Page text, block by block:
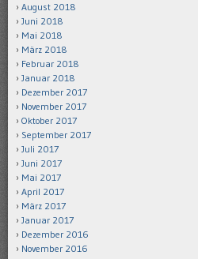
August 2018
Juni 2018
Mai 2018
März 2018
Februar 2018
Januar 2018
Dezember 2017
November 2017
Oktober 2017
September 2017
Juli 2017
Juni 2017
Mai 2017
April 2017
März 2017
Januar 2017
Dezember 2016
November 2016